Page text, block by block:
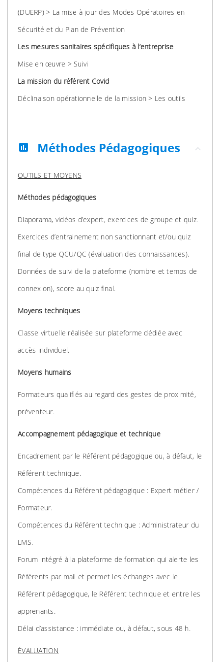
(DUERP) > La mise à jour des Modes Opératoires en
Sécurité et du Plan de Prévention
Les mesures sanitaires spécifiques à l’entreprise
Mise en œuvre > Suivi
La mission du référent Covid
Déclinaison opérationnelle de la mission > Les outils
assessment Méthodes Pédagogiques
OUTILS ET MOYENS
Méthodes pédagogiques
Diaporama, vidéos d’expert, exercices de groupe et quiz.
Exercices d’entrainement non sanctionnant et/ou quiz
final de type QCU/QC (évaluation des connaissances).
Données de suivi de la plateforme (nombre et temps de
connexion), score au quiz final.
Moyens techniques
Classe virtuelle réalisée sur plateforme dédiée avec
accès individuel.
Moyens humains
Formateurs qualifiés au regard des gestes de proximité,
préventeur.
Accompagnement pédagogique et technique
Encadrement par le Référent pédagogique ou, à défaut, le
Référent technique.
Compétences du Référent pédagogique : Expert métier /
Formateur.
Compétences du Référent technique : Administrateur du
LMS.
Forum intégré à la plateforme de formation qui alerte les
Référents par mail et permet les échanges avec le
Référent pédagogique, le Référent technique et entre les
apprenants.
Délai d’assistance : immédiate ou, à défaut, sous 48 h.
ÉVALUATION